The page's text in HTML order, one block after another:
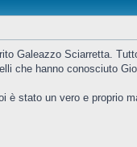
Galeazzo Sciarretta.
che hanno conosciuto
è stato un vero e proprio